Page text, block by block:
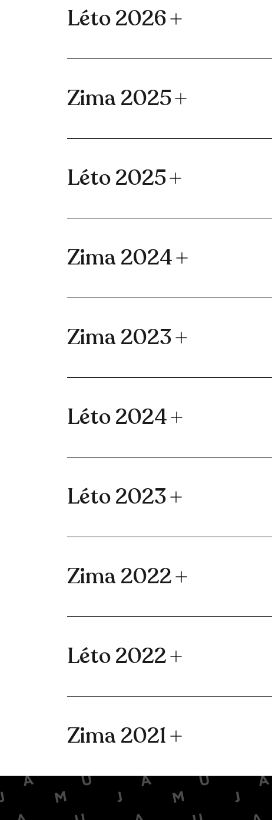
Léto 2026
Zima 2025
Léto 2025
Zima 2024
Zima 2023
Léto 2024
Léto 2023
Zima 2022
Léto 2022
Zima 2021